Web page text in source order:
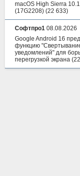
macOS High Sierra
(17G2208) (22 633)
Софтпро1 08.08.2026
Google Android 16
функцию
уведомлений" для
перегрузкой экрана